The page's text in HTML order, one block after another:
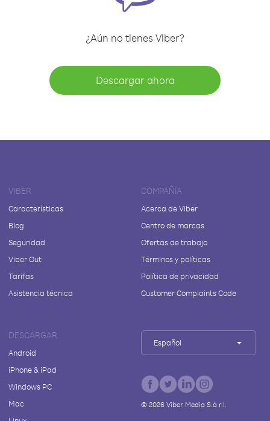
¿Aún no tienes Viber?
Descargar ahora
VIBER
Características
Blog
Seguridad
Viber Out
Tarifas
Asistencia técnica
COMPAÑÍA
Acerca de Viber
Centro de marcas
Ofertas de trabajo
Términos y políticas
Política de privacidad
Customer Complaints Code
DESCARGAR
Android
iPhone & iPad
Windows PC
Mac
Español
© 2026Viber Media S.à r.l.